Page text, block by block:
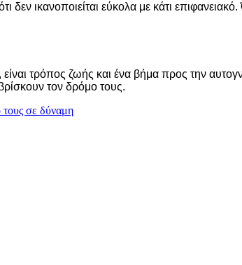
ικανοποιείται εύκολα με κάτι
είναι τρόπος ζωής και ένα βήμα προς την
τον δρόμο τους.
τους σε δύναμη